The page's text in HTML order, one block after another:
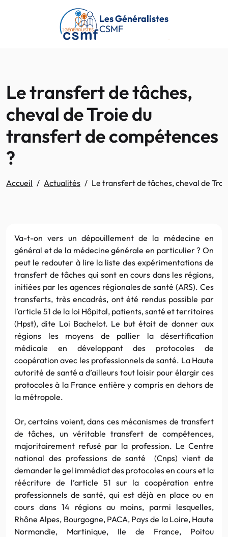
Passer au contenu principal
Les Généralistes
CSMF
Le transfert de tâches,
cheval de Troie du
transfert de compétences
?
Accueil Actualités Le transfert de tâches, cheval de
Va-t-on vers un dépouillement de la médecine en
général et de la médecine générale en particulier ? On
peut le redouter à lire la liste des expérimentations de
transfert de tâches qui sont en cours dans les régions,
initiées par les agences régionales de santé (ARS). Ces
transferts, très encadrés, ont été rendus possible par
l’article 51 de la loi Hôpital, patients, santé et territoires
(Hpst), dite Loi Bachelot. Le but était de donner aux
régions les moyens de pallier la désertification
médicale en développant des protocoles de
coopération avec les professionnels de santé. La Haute
autorité de santé a d’ailleurs tout loisir pour élargir ces
protocoles à la France entière y compris en dehors de
la métropole.
Or, certains voient, dans ces mécanismes de transfert
de tâches, un véritable transfert de compétences,
majoritairement refusé par la profession. Le Centre
national des professions de santé (Cnps) vient de
demander le gel immédiat des protocoles en cours et la
réécriture de l’article 51 sur la coopération entre
professionnels de santé, qui est déjà en place ou en
cours dans 14 régions au moins, parmi lesquelles,
Rhône Alpes, Bourgogne, PACA, Pays de la Loire, Haute
Normandie, Martinique, Ile de France, Poitou